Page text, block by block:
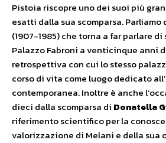
Pistoia riscopre uno dei suoi più
esatti dalla sua scomparsa. Parliamo
(1907-1985) che torna a far parlare di
Palazzo Fabroni a venticinque anni
retrospettiva con cui lo stesso
corso di vita come luogo dedicato
contemporanea. Inoltre è anche
dieci dalla scomparsa di Donatella
riferimento scientifico per la
valorizzazione di Melani e della sua